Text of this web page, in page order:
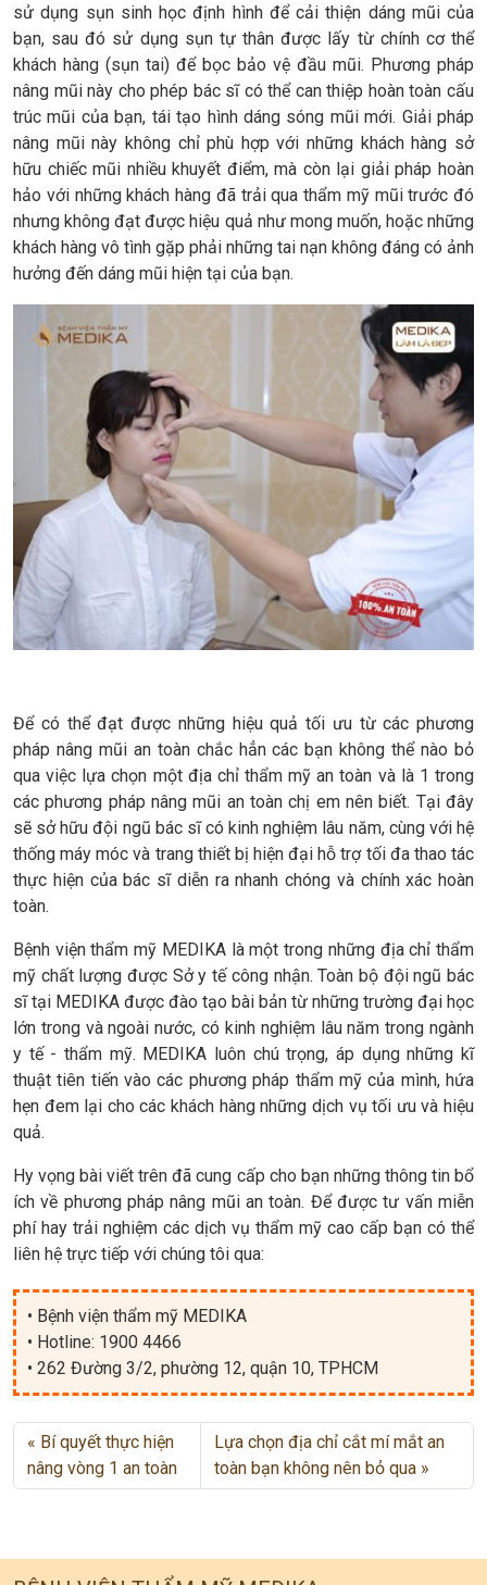
sử dụng sụn sinh học định hình để cải thiện dáng mũi của
bạn, sau đó sử dụng sụn tự thân được lấy từ chính cơ thể
khách hàng (sụn tai) để bọc bảo vệ đầu mũi. Phương pháp
nâng mũi này cho phép bác sĩ có thể can thiệp hoàn toàn cấu
trúc mũi của bạn, tái tạo hình dáng sóng mũi mới. Giải pháp
nâng mũi này không chỉ phù hợp với những khách hàng sở
hữu chiếc mũi nhiều khuyết điểm, mà còn lại giải pháp hoàn
hảo với những khách hàng đã trải qua thẩm mỹ mũi trước đó
nhưng không đạt được hiệu quả như mong muốn, hoặc những
khách hàng vô tình gặp phải những tai nạn không đáng có ảnh
hưởng đến dáng mũi hiện tại của bạn.
Để có thể đạt được những hiệu quả tối ưu từ các phương
pháp nâng mũi an toàn chắc hẳn các bạn không thể nào bỏ
qua việc lựa chọn một địa chỉ thẩm mỹ an toàn và là 1 trong
các phương pháp nâng mũi an toàn chị em nên biết. Tại đây
sẽ sở hữu đội ngũ bác sĩ có kinh nghiệm lâu năm, cùng với hệ
thống máy móc và trang thiết bị hiện đại hỗ trợ tối đa thao tác
thực hiện của bác sĩ diễn ra nhanh chóng và chính xác hoàn
toàn.
Bệnh viện thẩm mỹ MEDIKA là một trong những địa chỉ thẩm
mỹ chất lượng được Sở y tế công nhận. Toàn bộ đội ngũ bác
sĩ tại MEDIKA được đào tạo bài bản từ những trường đại học
lớn trong và ngoài nước, có kinh nghiệm lâu năm trong ngành
y tế - thẩm mỹ. MEDIKA luôn chú trọng, áp dụng những kĩ
thuật tiên tiến vào các phương pháp thẩm mỹ của mình, hứa
hẹn đem lại cho các khách hàng những dịch vụ tối ưu và hiệu
quả.
Hy vọng bài viết trên đã cung cấp cho bạn những thông tin bổ
ích về phương pháp nâng mũi an toàn. Để được tư vấn miễn
phí hay trải nghiệm các dịch vụ thẩm mỹ cao cấp bạn có thể
liên hệ trực tiếp với chúng tôi qua:
• Bệnh viện thẩm mỹ MEDIKA
• Hotline: 1900 4466
• 262 Đường 3/2, phường 12, quận 10, TPHCM
Bí quyết thực hiện
nâng vòng 1 an toàn
Lựa chọn địa chỉ cắt mí mắt an
toàn bạn không nên bỏ qua